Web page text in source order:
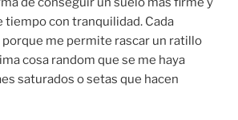
tiempo con tranquilidad. Cada
me permite rascar un ratillo
cosa random que se me haya
saturados o setas que hacen